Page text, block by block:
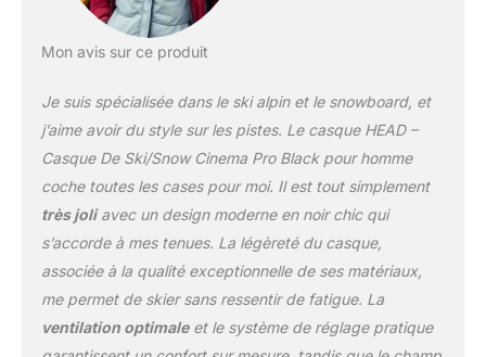
Mon avis sur ce produit
Je suis spécialisée dans le ski alpin et le snowboard, et
j’aime avoir du style sur les pistes. Le casque HEAD –
Casque De Ski/Snow Cinema Pro Black pour homme
coche toutes les cases pour moi. Il est tout simplement
très joliavec un design moderne en noir chic qui
s’accorde à mes tenues. La légèreté du casque,
associée à la qualité exceptionnelle de ses matériaux,
me permet de skier sans ressentir de fatigue. La
ventilation optimaleet le système de réglage pratique